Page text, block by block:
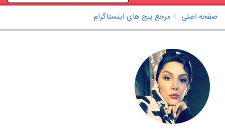
صفحه اصلی مرجع پیج های اینستاگرام